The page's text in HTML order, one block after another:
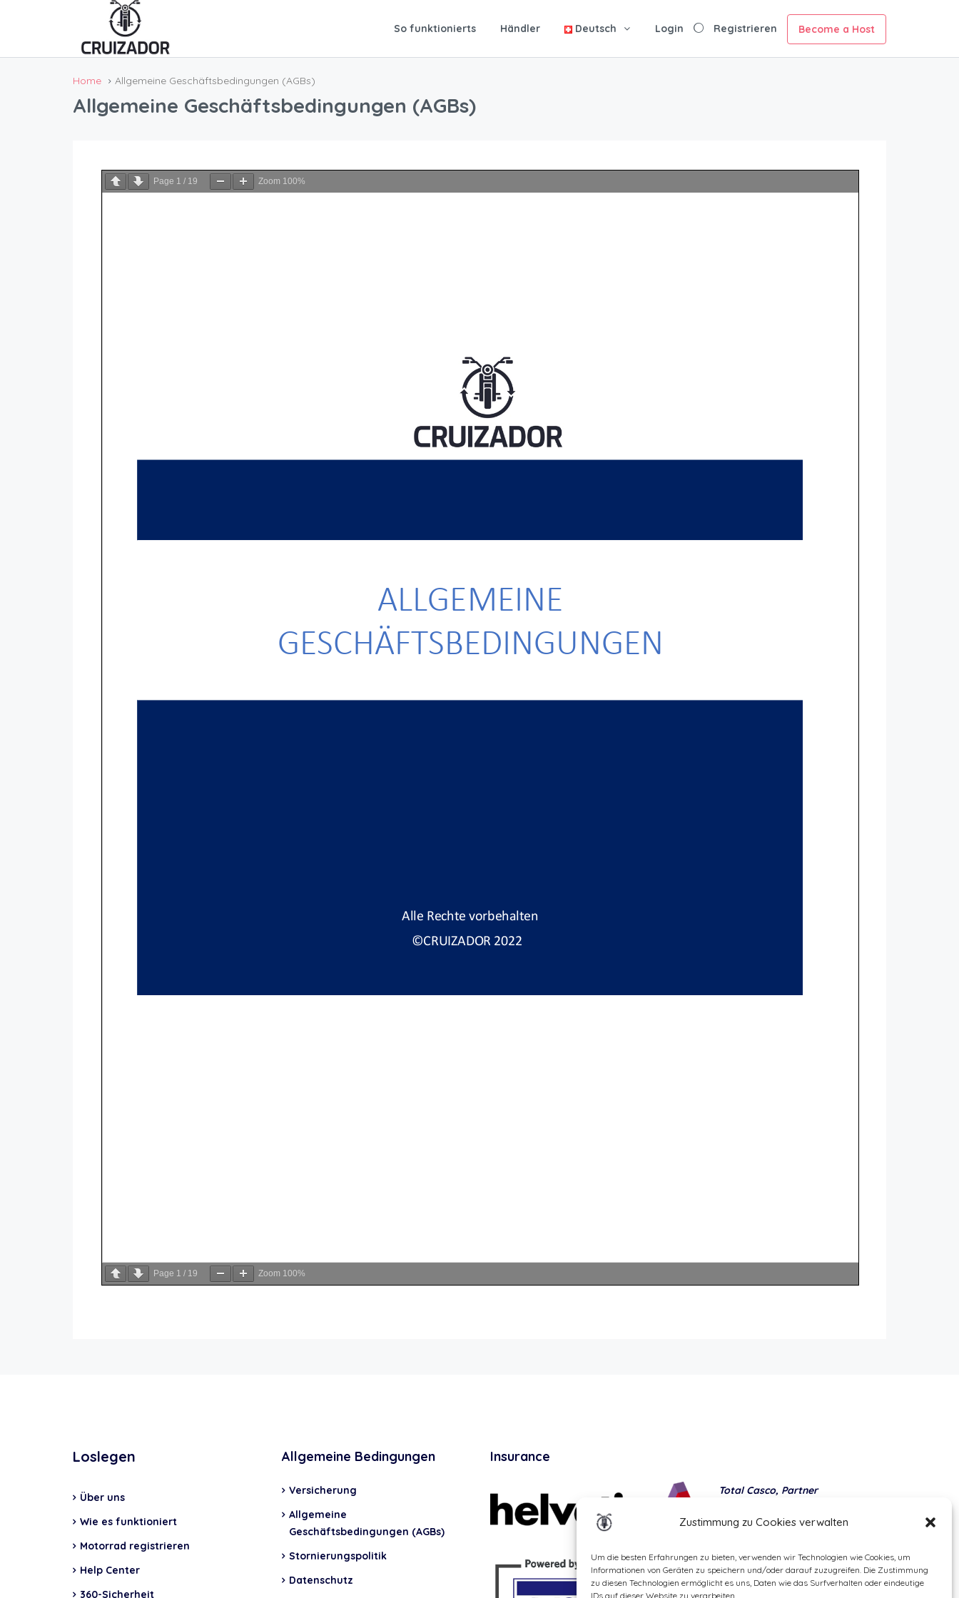
Zustimmung zu Cookies verwalten
Um die besten Erfahrungen zu bieten, verwenden wir Technologien wie Cookies, um
Informationen von Geräten zu speichern und/oder darauf zuzugreifen. Die Zustimmung
zu diesen Technologien ermöglicht es uns, Daten wie das Surfverhalten oder eindeutige
IDs auf dieser Website zu verarbeiten.
So funktionierts Händler Deutsch Login Registrieren Become a Host
Home Allgemeine Geschäftsbedingungen (AGBs)
Allgemeine Geschäftsbedingungen (AGBs)
Page 1 / 19 Zoom 100%
Page 1 / 19 Zoom 100%
Loslegen
Über uns
Wie es funktioniert
Motorrad registrieren
Help Center
360-Sicherheit
Allgemeine Bedingungen
Versicherung
Allgemeine
Geschäftsbedingungen (AGBs)
Stornierungspolitik
Datenschutz
Insurance
Total Casco, Partner
Methods of payment